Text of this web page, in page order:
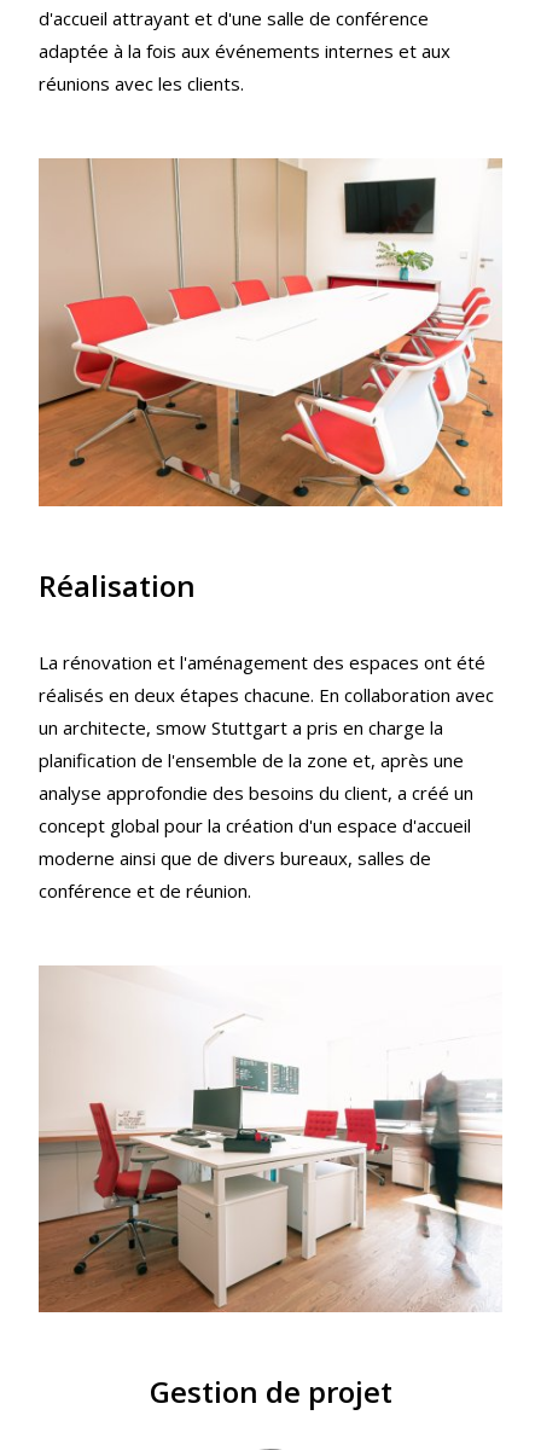
d'accueil attrayant et d'une salle de conférence
adaptée à la fois aux événements internes et aux
réunions avec les clients.
Réalisation
La rénovation et l'aménagement des espaces ont été
réalisés en deux étapes chacune. En collaboration avec
un architecte, smow Stuttgart a pris en charge la
planification de l'ensemble de la zone et, après une
analyse approfondie des besoins du client, a créé un
concept global pour la création d'un espace d'accueil
moderne ainsi que de divers bureaux, salles de
conférence et de réunion.
Gestion de projet